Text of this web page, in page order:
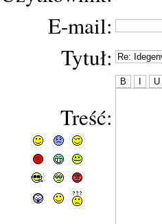
E-mail:
Tytuł:
Treść: